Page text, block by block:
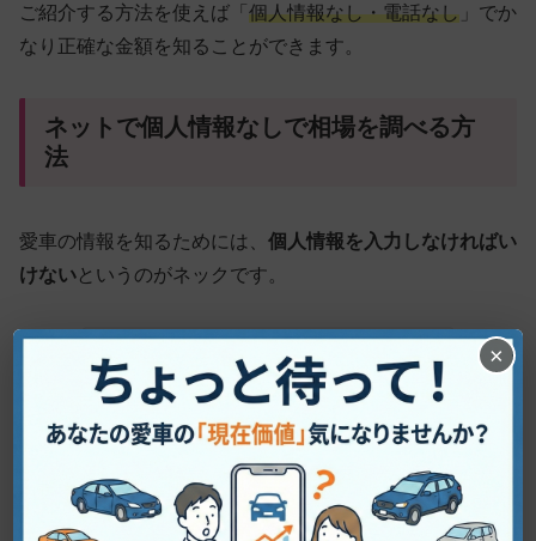
ご紹介する方法を使えば「 個人情報なし・電話なし 」でか
なり正確な金額を知ることができます。
ネットで個人情報なしで相場を調べる方
法
愛車の情報を知るためには、 個人情報を入力しなければい
けないというのがネックです。
×